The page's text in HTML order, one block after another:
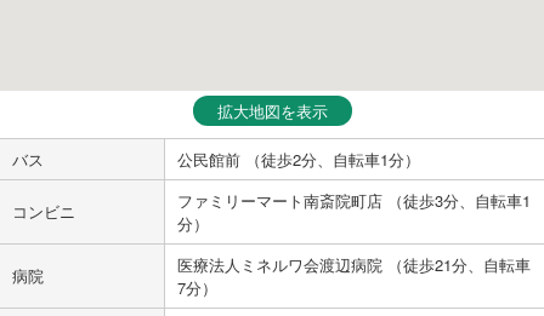
拡大地図を表示
バス 公民館前 （徒歩2分、自転車1分）
コンビニ
ファミリーマート南斎院町店 （徒歩3分、自転車1
分）
病院
医療法人ミネルワ会渡辺病院 （徒歩21分、自転車
7分）